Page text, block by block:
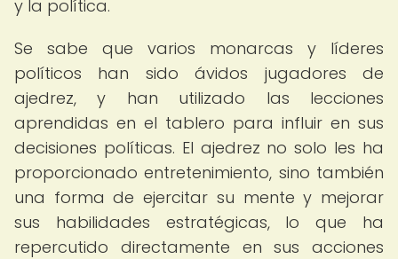
y la política.
Se sabe que varios monarcas y líderes
políticos han sido ávidos jugadores de
ajedrez, y han utilizado las lecciones
aprendidas en el tablero para influir en sus
decisiones políticas. El ajedrez no solo les ha
proporcionado entretenimiento, sino también
una forma de ejercitar su mente y mejorar
sus habilidades estratégicas, lo que ha
repercutido directamente en sus acciones